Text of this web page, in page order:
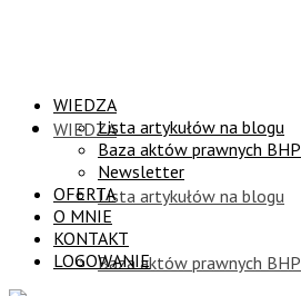
WIEDZA
Lista artykułów na blogu
Baza aktów prawnych BHP
WIEDZA
Lista artykułów na blogu
Baza aktów prawnych BHP
Newsletter
OFERTA
O MNIE
KONTAKT
LOGOWANIE